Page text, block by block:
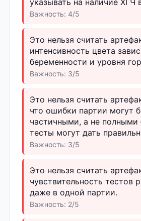
Важность: 4/5
Это нельзя считать
интенсивность цвета
беременности и уровня
Важность: 3/5
Это нельзя считать
что ошибки партии могут
частичными, а не
тесты могут дать
Важность: 3/5
Это нельзя считать
чувствительность тестов
даже в одной партии.
Важность: 2/5